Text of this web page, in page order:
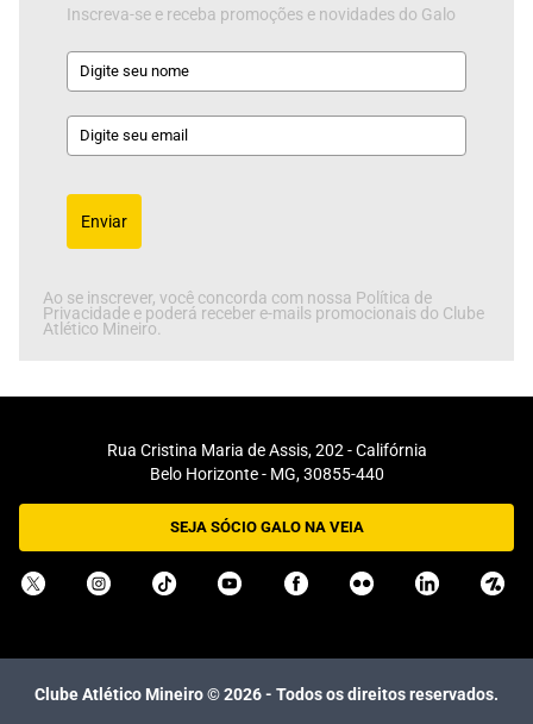
Inscreva-se e receba promoções e novidades do Galo
Enviar
Ao se inscrever, você concorda com nossa Política de
Privacidade e poderá receber e-mails promocionais do Clube
Atlético Mineiro.
Rua Cristina Maria de Assis, 202 - Califórnia
Belo Horizonte - MG, 30855-440
SEJA SÓCIO GALO NA VEIA
Clube Atlético Mineiro ©2026- Todos os direitos reservados.